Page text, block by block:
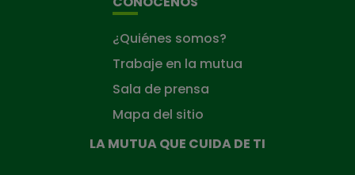
¿Quiénes somos?
Trabaje en la mutua
Sala de prensa
Mapa del sitio
LA MUTUA QUE CUIDA DE TI